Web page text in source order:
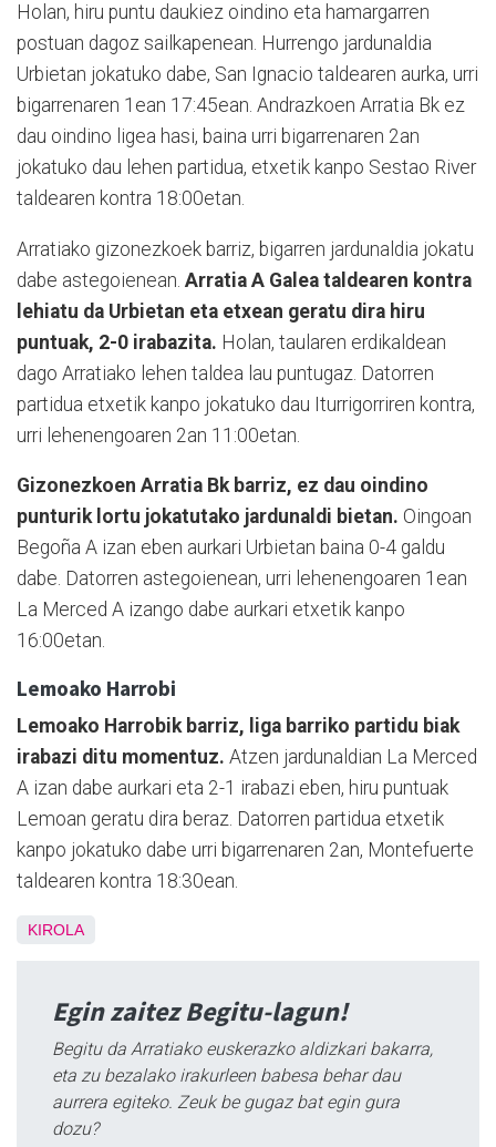
Holan, hiru puntu daukiez oindino eta hamargarren
postuan dagoz sailkapenean. Hurrengo jardunaldia
Urbietan jokatuko dabe, San Ignacio taldearen aurka, urri
bigarrenaren 1ean 17:45ean. Andrazkoen Arratia Bk ez
dau oindino ligea hasi, baina urri bigarrenaren 2an
jokatuko dau lehen partidua, etxetik kanpo Sestao River
taldearen kontra 18:00etan.
Arratiako gizonezkoek barriz, bigarren jardunaldia jokatu
dabe astegoienean. Arratia A Galea taldearen kontra
lehiatu da Urbietan eta etxean geratu dira hiru
puntuak, 2-0 irabazita. Holan, taularen erdikaldean
dago Arratiako lehen taldea lau puntugaz. Datorren
partidua etxetik kanpo jokatuko dau Iturrigorriren kontra,
urri lehenengoaren 2an 11:00etan.
Gizonezkoen Arratia Bk barriz, ez dau oindino
punturik lortu jokatutako jardunaldi bietan. Oingoan
Begoña A izan eben aurkari Urbietan baina 0-4 galdu
dabe. Datorren astegoienean, urri lehenengoaren 1ean
La Merced A izango dabe aurkari etxetik kanpo
16:00etan.
Lemoako Harrobi
Lemoako Harrobik barriz, liga barriko partidu biak
irabazi ditu momentuz. Atzen jardunaldian La Merced
A izan dabe aurkari eta 2-1 irabazi eben, hiru puntuak
Lemoan geratu dira beraz. Datorren partidua etxetik
kanpo jokatuko dabe urri bigarrenaren 2an, Montefuerte
taldearen kontra 18:30ean.
KIROLA
Egin zaitez Begitu-lagun!
Begitu da Arratiako euskerazko aldizkari bakarra,
eta zu bezalako irakurleen babesa behar dau
aurrera egiteko. Zeuk be gugaz bat egin gura
dozu?